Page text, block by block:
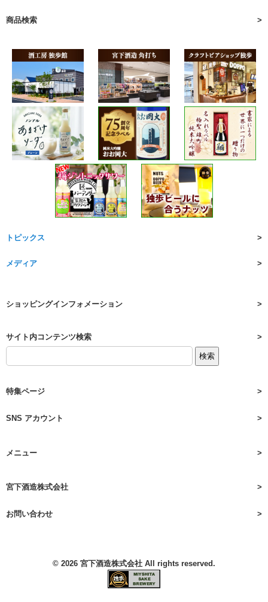
商品検索
トピックス
メディア
ショッピングインフォメーション
サイト内コンテンツ検索
特集ページ
SNS アカウント
メニュー
宮下酒造株式会社
お問い合わせ
© 2026 宮下酒造株式会社 All rights reserved.